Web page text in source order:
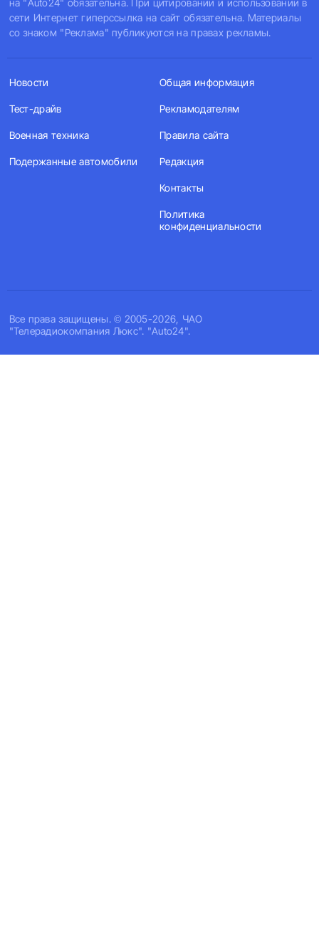
на "Auto24" обязательна. При цитировании и использовании в
сети Интернет гиперссылка на сайт обязательна. Материалы
со знаком "Реклама" публикуются на правах рекламы.
Все права защищены. © 2005-2026, ЧАО
"Телерадиокомпания Люкс". "Auto24".
Новости
Тест-драйв
Военная техника
Подержанные автомобили
Общая информация
Рекламодателям
Правила сайта
Редакция
Контакты
Политика
конфиденциальности